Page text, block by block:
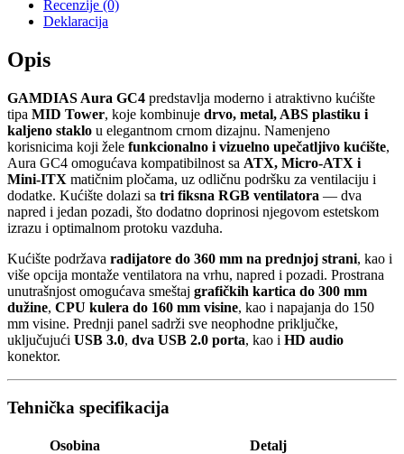
Recenzije (0)
Deklaracija
Opis
GAMDIAS Aura GC4 predstavlja moderno i atraktivno kućište
tipa MID Tower, koje kombinuje drvo, metal, ABS plastiku i
kaljeno staklo u elegantnom crnom dizajnu. Namenjeno
korisnicima koji žele funkcionalno i vizuelno upečatljivo kućište,
Aura GC4 omogućava kompatibilnost sa ATX, Micro-ATX i
Mini-ITX matičnim pločama, uz odličnu podršku za ventilaciju i
dodatke. Kućište dolazi sa tri fiksna RGB ventilatora — dva
napred i jedan pozadi, što dodatno doprinosi njegovom estetskom
izrazu i optimalnom protoku vazduha.
Kućište podržava radijatore do 360 mm na prednjoj strani, kao i
više opcija montaže ventilatora na vrhu, napred i pozadi. Prostrana
unutrašnjost omogućava smeštaj grafičkih kartica do 300 mm
dužine, CPU kulera do 160 mm visine, kao i napajanja do 150
mm visine. Prednji panel sadrži sve neophodne priključke,
uključujući USB 3.0, dva USB 2.0 porta, kao i HD audio
konektor.
Tehnička specifikacija
Osobina
Detalj